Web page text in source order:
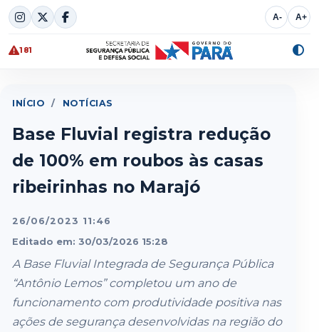
Skip
to
content
A- A+
181
INÍCIO / NOTÍCIAS
Base Fluvial registra redução
de 100% em roubos às casas
ribeirinhas no Marajó
26/06/2023 11:46
Editado em: 30/03/2026 15:28
A Base Fluvial Integrada de Segurança Pública
“Antônio Lemos” completou um ano de
funcionamento com produtividade positiva nas
ações de segurança desenvolvidas na região do